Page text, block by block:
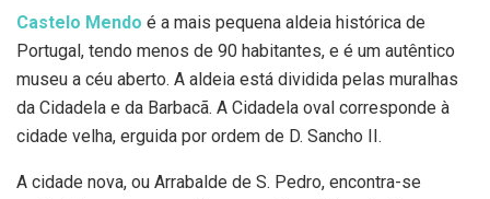
Castelo Mendo é a mais pequena aldeia histórica de
Portugal, tendo menos de 90 habitantes, e é um autêntico
museu a céu aberto. A aldeia está dividida pelas muralhas
da Cidadela e da Barbacã. A Cidadela oval corresponde à
cidade velha, erguida por ordem de D. Sancho II.
A cidade nova, ou Arrabalde de S. Pedro, encontra-se